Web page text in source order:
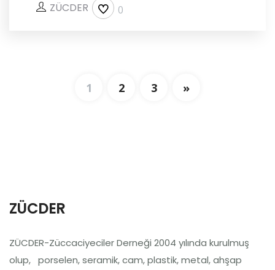
ZÜCDER 0
1 2 3 »
ZÜCDER
ZÜCDER-Züccaciyeciler Derneği 2004 yılında kurulmuş
olup, porselen, seramik, cam, plastik, metal, ahşap